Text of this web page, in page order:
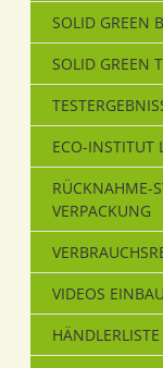
SOLID GREEN
SOLID GREEN
ECO-INSTITUT
RÜCKNAHME-
VERPACKUNG
VIDEOS
HÄNDLERLISTE